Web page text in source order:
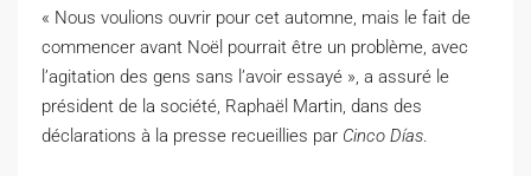
« Nous voulions ouvrir pour cet automne, mais le fait de
commencer avant Noël pourrait être un problème, avec
l’agitation des gens sans l’avoir essayé », a assuré le
président de la société, Raphaël Martin, dans des
déclarations à la presse recueillies par Cinco Días